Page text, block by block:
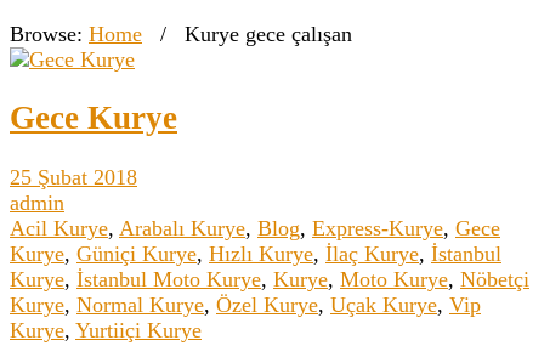
Browse: Home / Kurye gece çalışan
Gece Kurye
25 Şubat 2018
admin
Acil Kurye, Arabalı Kurye, Blog, Express-Kurye, Gece
Kurye, Güniçi Kurye, Hızlı Kurye, İlaç Kurye, İstanbul
Kurye, İstanbul Moto Kurye, Kurye, Moto Kurye, Nöbetçi
Kurye, Normal Kurye, Özel Kurye, Uçak Kurye, Vip
Kurye, Yurtiiçi Kurye